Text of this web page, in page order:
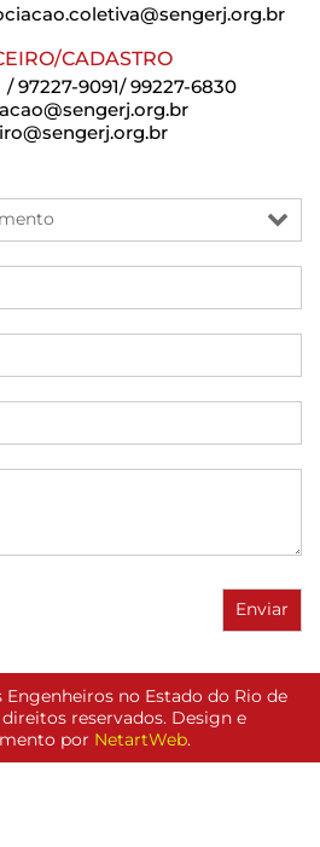
CADASTRO
/ 97227-9091/ 99227-6830
no Estado do Rio de
reservados. Design e
por NetartWeb.